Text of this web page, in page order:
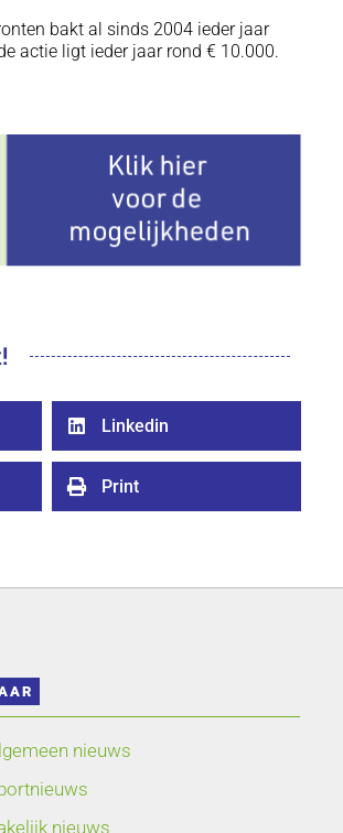
bakt al sinds 2004 ieder jaar
actie ligt ieder jaar rond € 10.000.
 Linkedin
 Print
nieuws
nieuws